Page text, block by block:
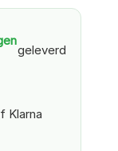
geleverd
Klarna